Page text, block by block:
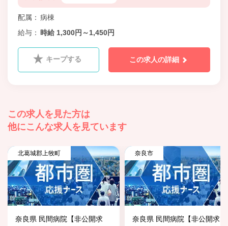
配属
病棟
給与
時給 1,300円～1,450円
キープする この求人の詳細
この求人を見た方は
他にこんな求人を見ています
北葛城郡上牧町
奈良県 民間病院【非公開求
奈良市
奈良県 民間病院【非公開求